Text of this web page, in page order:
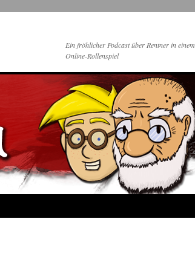
Ein fröhlicher Podcast über Rentner in einem
Online-Rollenspiel